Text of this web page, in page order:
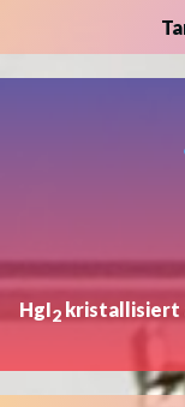
HgI2 kristallisiert